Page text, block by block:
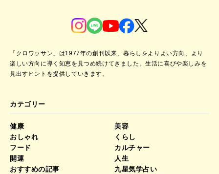
「クロワッサン」は1977年の創刊以来、暮らしをよりよい方向、より
楽しい方向に導く知恵を見つめ続けてきました。生活に喜びや楽しみを
見出すヒントを提供していきます。
カテゴリー
健康
美容
おしゃれ
くらし
フード
カルチャー
開運
人生
おすすめの記事
九星気学占い